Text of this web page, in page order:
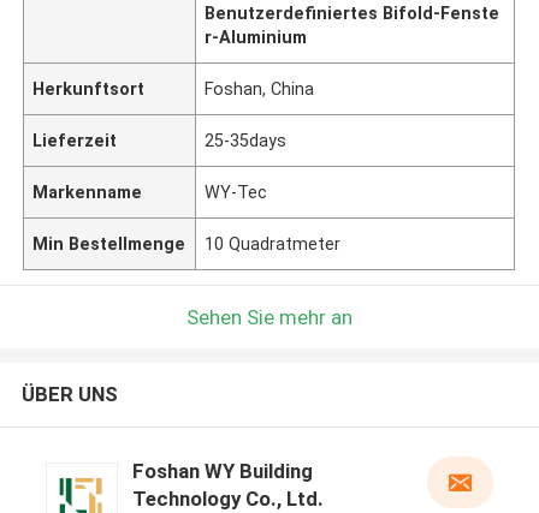
Benutzerdefiniertes Bifold-Fenste
r-Aluminium
Herkunftsort Foshan, China
Lieferzeit 25-35days
Markenname WY-Tec
Min Bestellmenge 10 Quadratmeter
Sehen Sie mehr an
ÜBER UNS
Foshan WY Building
Technology Co., Ltd.